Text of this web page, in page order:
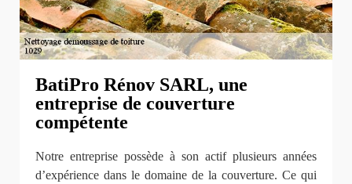
BatiPro Rénov SARL, une
entreprise de couverture
compétente
Notre entreprise possède à son actif plusieurs années
d’expérience dans le domaine de la couverture. Ce qui